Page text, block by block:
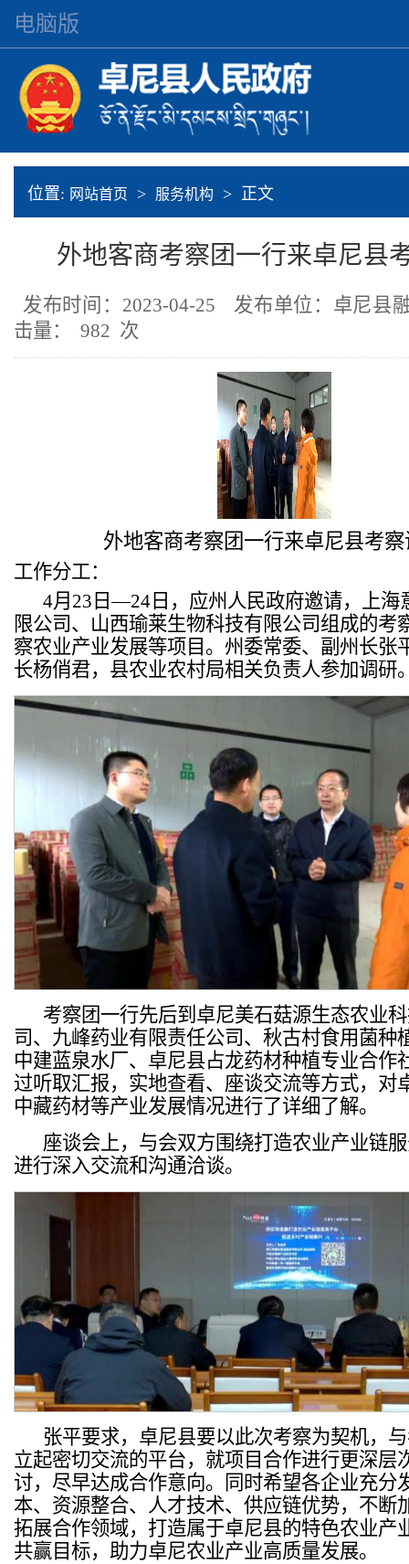
电脑版
位置: 网站首页 > 服务机构 > 正文
外地客商考察团一行来卓尼县
发布时间：2023-04-25
发布单位：卓尼县
击量：
982 次
外地客商考察团一行来卓尼县考
工作分工：
4月23日—24日，应州人民政府邀请，上海
限公司、山西瑜莱生物科技有限公司组成的考
察农业产业发展等项目。州委常委、副州长张
长杨俏君，县农业农村局相关负责人参加调研
考察团一行先后到卓尼美石菇源生态农业
司、九峰药业有限责任公司、秋古村食用菌种
中建蓝泉水厂、卓尼县占龙药材种植专业合作
过听取汇报，实地查看、座谈交流等方式，对
中藏药材等产业发展情况进行了详细了解。
座谈会上，与会双方围绕打造农业产业链
进行深入交流和沟通洽谈。
张平要求，卓尼县要以此次考察为契机，
立起密切交流的平台，就项目合作进行更深层
讨，尽早达成合作意向。同时希望各企业充分
本、资源整合、人才技术、供应链优势，不断
拓展合作领域，打造属于卓尼县的特色农业产
共赢目标，助力卓尼农业产业高质量发展。